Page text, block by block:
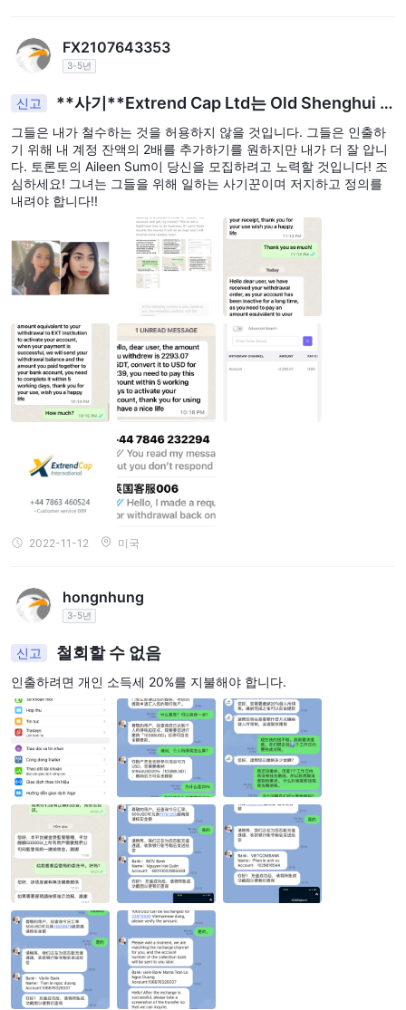
FX2107643353
3-5년
신고
**사기**Extrend Cap Ltd는 Old Shenghui G
roup LTD입니다!
그들은 내가 철수하는 것을 허용하지 않을 것입니다. 그들은 인출하
기 위해 내 계정 잔액의 2배를 추가하기를 원하지만 내가 더 잘 압니
다. 토론토의 Aileen Sum이 당신을 모집하려고 노력할 것입니다! 조
심하세요! 그녀는 그들을 위해 일하는 사기꾼이며 저지하고 정의를
내려야 합니다!!
2022-11-12 미국
hongnhung
3-5년
신고 철회할 수 없음
인출하려면 개인 소득세 20%를 지불해야 합니다.